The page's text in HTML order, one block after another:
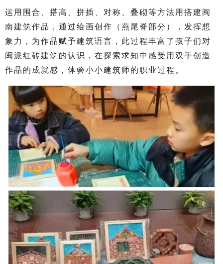
运用围合、搭高、拼插、对称、叠砌等方法用搭建闽
南建筑作品，通过绘画创作（燕尾脊部分），发挥想
象力，为作品赋予建筑语言，此过程丰富了孩子们对
闽派红砖建筑的认识，在探索求知中感受用双手创造
作品的成就感，体验小小建筑师的职业过程。